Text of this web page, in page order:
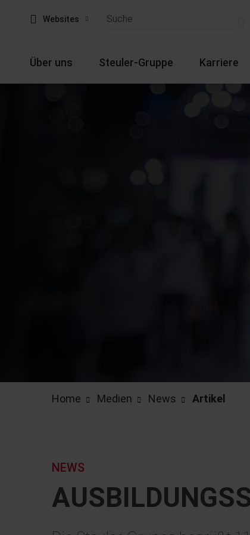
Websites
Über uns Steuler-Gruppe Karriere
Home Medien News Artikel
NEWS